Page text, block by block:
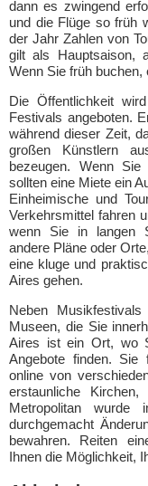
dann es zwingend
und die Flüge so früh
der Jahr Zahlen von
gilt als Hauptsaison,
Wenn Sie früh buchen,
Die Öffentlichkeit
Festivals angeboten.
während dieser Zeit,
großen Künstlern
bezeugen. Wenn
sollten eine Miete ein
Einheimische und
Verkehrsmittel fahren
wenn Sie in langen
andere Pläne oder
eine kluge und
Aires gehen.
Neben
Museen, die Sie
Aires ist ein Ort, wo
Angebote finden. Sie
online von
erstaunliche
Metropolitan
durchgemacht
bewahren. Reiten
Ihnen die Möglichkeit,